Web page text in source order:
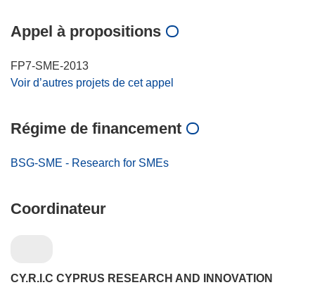
Appel à propositions
FP7-SME-2013
Voir d’autres projets de cet appel
Régime de financement
BSG-SME - Research for SMEs
Coordinateur
CY.R.I.C CYPRUS RESEARCH AND INNOVATION